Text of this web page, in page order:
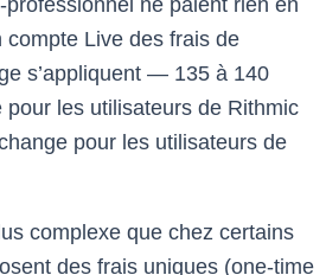
compte Live des frais de
s’appliquent — 135 à 140
les utilisateurs de Rithmic
pour les utilisateurs de
complexe que chez certains
des frais uniques (one-time